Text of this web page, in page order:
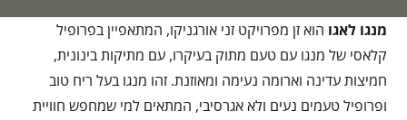
מנגו לאגו הוא זן מפרויקט זני אורגניקו, המתאפיין בפרופיל
קלאסי של מנגו עם טעם מתוק בעיקרו, עם מתיקות בינונית,
חמיצות עדינה וארומה נעימה ומאוזנת. זהו מנגו בעל ריח טוב
ופרופיל טעמים נעים ולא אגרסיבי, המתאים למי שמחפש חוויית